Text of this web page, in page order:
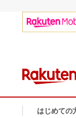
はじめての